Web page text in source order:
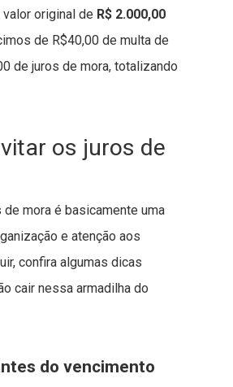
original de R$ 2.000,00
de R$40,00 de multa de
de juros de mora, totalizando
os juros de
de mora é basicamente uma
e atenção aos
confira algumas dicas
cair nessa armadilha do
do vencimento